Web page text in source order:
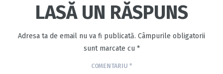
LASĂ UN RĂSPUNS
Adresa ta de email nu va fi publicată. Câmpurile obligatorii
sunt marcate cu *
COMENTARIU *